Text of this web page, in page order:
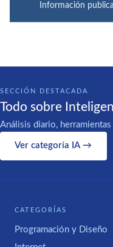
Información
SECCIÓN DESTACADA
Todo sobre
Análisis diario,
Ver categoría IA →
CATEGORÍAS
Programación y Diseño